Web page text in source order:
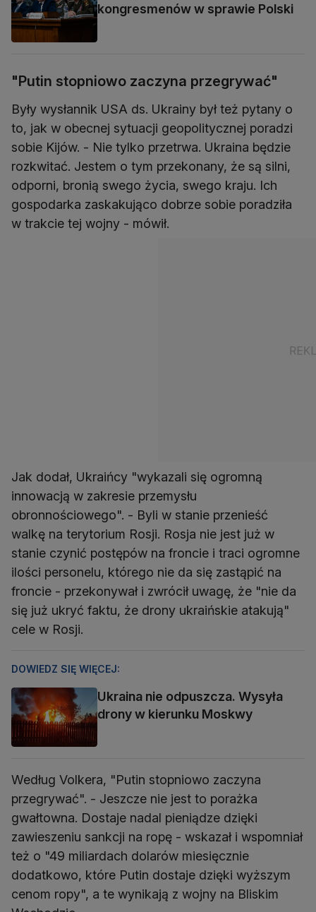
kongresmenów w sprawie Polski
"Putin stopniowo zaczyna przegrywać"
Były wysłannik USA ds. Ukrainy był też pytany o
to, jak w obecnej sytuacji geopolitycznej poradzi
sobie Kijów. - Nie tylko przetrwa. Ukraina będzie
rozkwitać. Jestem o tym przekonany, że są silni,
odporni, bronią swego życia, swego kraju. Ich
gospodarka zaskakująco dobrze sobie poradziła
w trakcie tej wojny - mówił.
Jak dodał, Ukraińcy "wykazali się ogromną
innowacją w zakresie przemysłu
obronnościowego". - Byli w stanie przenieść
walkę na terytorium Rosji. Rosja nie jest już w
stanie czynić postępów na froncie i traci ogromne
ilości personelu, którego nie da się zastąpić na
froncie - przekonywał i zwrócił uwagę, że "nie da
się już ukryć faktu, że drony ukraińskie atakują"
cele w Rosji.
DOWIEDZ SIĘ WIĘCEJ:
Ukraina nie odpuszcza. Wysyła
drony w kierunku Moskwy
Według Volkera, "Putin stopniowo zaczyna
przegrywać". - Jeszcze nie jest to porażka
gwałtowna. Dostaje nadal pieniądze dzięki
zawieszeniu sankcji na ropę - wskazał i wspomniał
też o "49 miliardach dolarów miesięcznie
dodatkowo, które Putin dostaje dzięki wyższym
cenom ropy", a te wynikają z wojny na Bliskim